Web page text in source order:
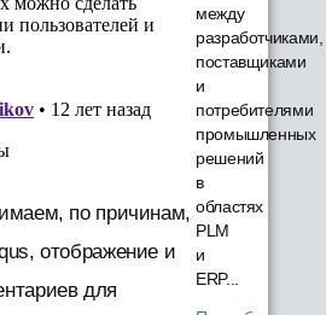
по причинам,
отображение и
для
между
разработчиками,
поставщиками
и
потребителями
промышленных
решений
в
областях
PLM
и
ERP...